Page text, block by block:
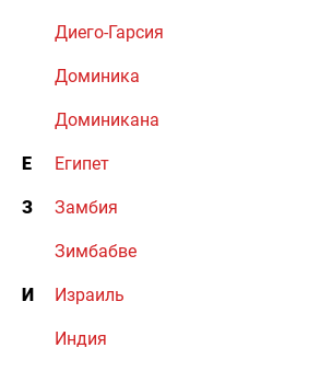
Диего-Гарсия
Доминика
Доминикана
Е Египет
З Замбия
Зимбабве
И Израиль
Индия